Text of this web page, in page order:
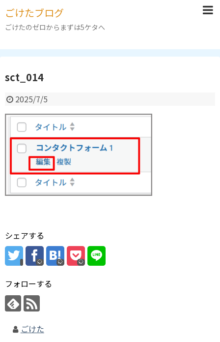
ごけたブログ
ごけたのゼロからまずは5ケタへ
sct_014
2025/7/5
シェアする
フォローする
ごけた